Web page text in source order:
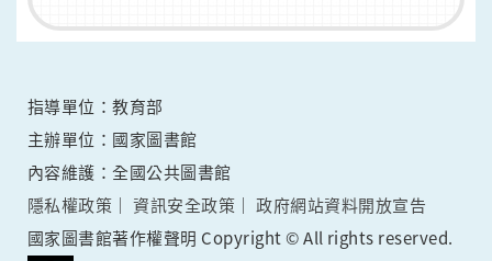
指導單位：教育部
主辦單位：國家圖書館
內容維護：全國公共圖書館
隱私權政策
資訊安全政策
政府網站資料開放宣告
國家圖書館著作權聲明 Copyright © All rights reserved.